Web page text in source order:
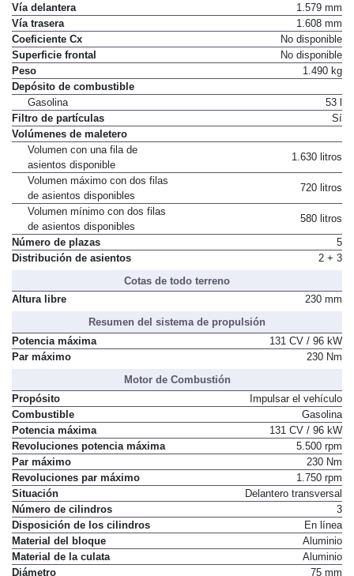
Vía delantera
1.579 mm
Vía trasera
1.608 mm
Coeficiente Cx
No disponible
Superficie frontal
No disponible
Peso
1.490 kg
Depósito de combustible
Gasolina
53 l
Filtro de partículas
Sí
Volúmenes de maletero
Volumen con una fila de
asientos disponible
1.630 litros
Volumen máximo con dos filas
de asientos disponibles
720 litros
Volumen mínimo con dos filas
de asientos disponibles
580 litros
Número de plazas
5
Distribución de asientos
2 + 3
Cotas de todo terreno
Altura libre
230 mm
Resumen del sistema de propulsión
Potencia máxima
131 CV / 96 kW
Par máximo
230 Nm
Motor de Combustión
Propósito
Impulsar el vehículo
Combustible
Gasolina
Potencia máxima
131 CV / 96 kW
Revoluciones potencia máxima
5.500 rpm
Par máximo
230 Nm
Revoluciones par máximo
1.750 rpm
Situación
Delantero transversal
Número de cilindros
3
Disposición de los cilindros
En línea
Material del bloque
Aluminio
Material de la culata
Aluminio
Diámetro
75 mm